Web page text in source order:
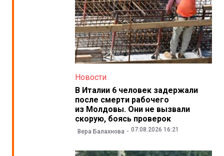
Новости
В Италии 6 человек задержали
после смерти рабочего
из Молдовы. Они не вызвали
скорую, боясь проверок
Вера Балахнова 07.08.2026 16:21